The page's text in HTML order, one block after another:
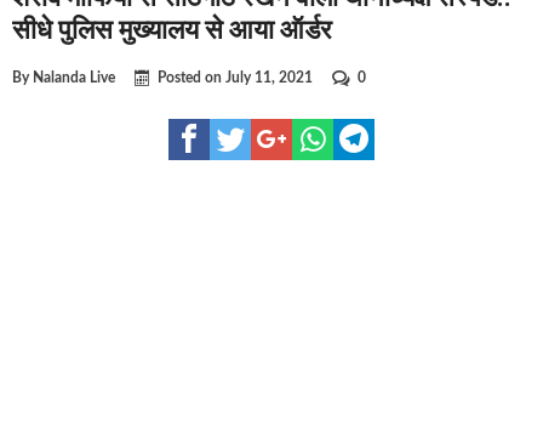
घूसखोर अफसरों पर एक्शन.. दो-दो अफसर घूस लेते गिरफ्तार
बिहार में एक और सिक्स लेन की मंजूरी.. जानिए किन-किन जिलों से गुजरेगा
क्रिकेटर ईशान किशन की शादी फिक्स, गर्लफ्रेंड से होगी शादी.. ईशान के
बिहारवासियों के लिए खुशखबरी.. बिहटा से भी बड़ा बनेगा एयरपोर्ट ..
सीधे पुलिस मुख्यालय से आया ऑर्डर
By Nalanda Live Posted on July 11, 2021 0